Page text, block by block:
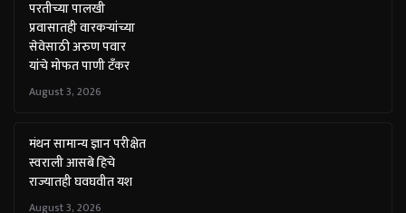
परतीच्या पालखी
प्रवासातही वारकऱ्यांच्या
सेवेसाठी अरुण पवार
यांचे मोफत पाणी टँकर
August 3, 2026
मंथन सामान्य ज्ञान परीक्षेत
स्वराली आसबे हिचे
राज्यातही घवघवीत यश
August 3, 2026